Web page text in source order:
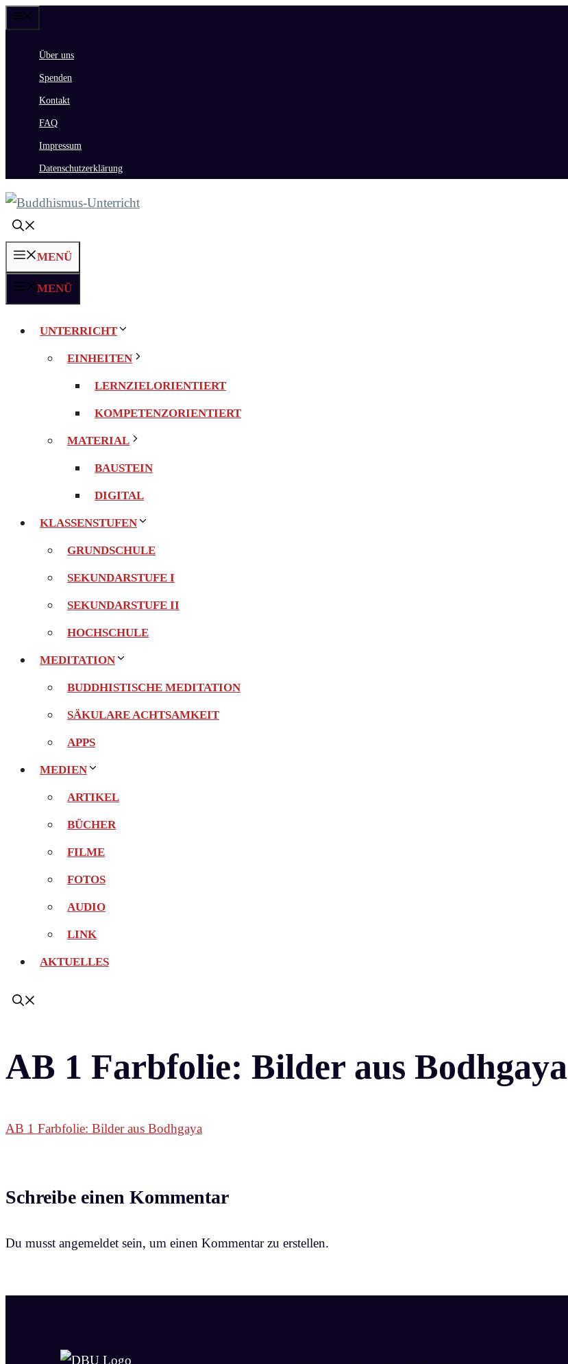
Zum
springenÜber uns
Spenden
Kontakt
FAQ
Impressum
Datenschutzerklärung
MENÜ
MENÜ
UNTERRICHT
EINHEITEN
LERNZIELORIENTIERT
KOMPETENZORIENTIERT
MATERIAL
BAUSTEIN
DIGITAL
KLASSENSTUFEN
GRUNDSCHULE
SEKUNDARSTUFE I
SEKUNDARSTUFE II
HOCHSCHULE
MEDITATION
BUDDHISTISCHE MEDITATION
SÄKULARE ACHTSAMKEIT
APPS
MEDIEN
ARTIKEL
BÜCHER
FILME
FOTOS
AUDIO
LINK
AKTUELLES
AB 1 Farbfolie: Bilder aus Bodhgaya
AB 1 Farbfolie: Bilder aus Bodhgaya
Schreibe einen Kommentar
Du musst angemeldet sein, um einen Kommentar zu erstellen.